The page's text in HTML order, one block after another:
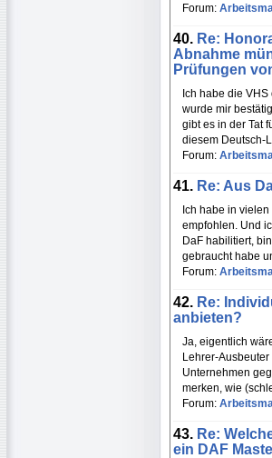
Forum:
40. Re:
Abnahme
Prüfungen
Ich habe die
wurde mir
gibt es in der Tat
diesem Deutsch-
Forum:
41. Re: Aus
Ich habe in
empfohlen. Und
DaF habilitiert,
gebraucht habe
Forum:
42. Re:
anbieten?
Ja, eigentlich
Lehrer-
Unternehmen
merken, wie
Forum:
43. Re:
ein DAF